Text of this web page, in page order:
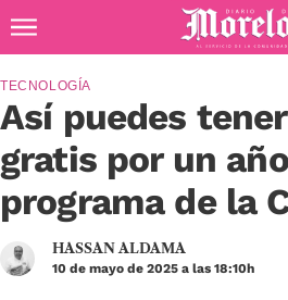
Diario de Morelos
Así puedes
gratis por un
programa de la
TECNOLOGÍA
HASSAN ALDAMA
10 de mayo de 2025 a las 18:10h